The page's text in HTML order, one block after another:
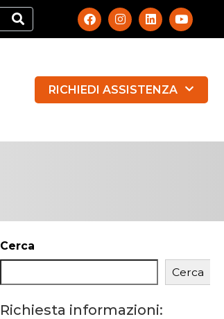
RICHIEDI ASSISTENZA
Cerca
Cerca
Richiesta informazioni: